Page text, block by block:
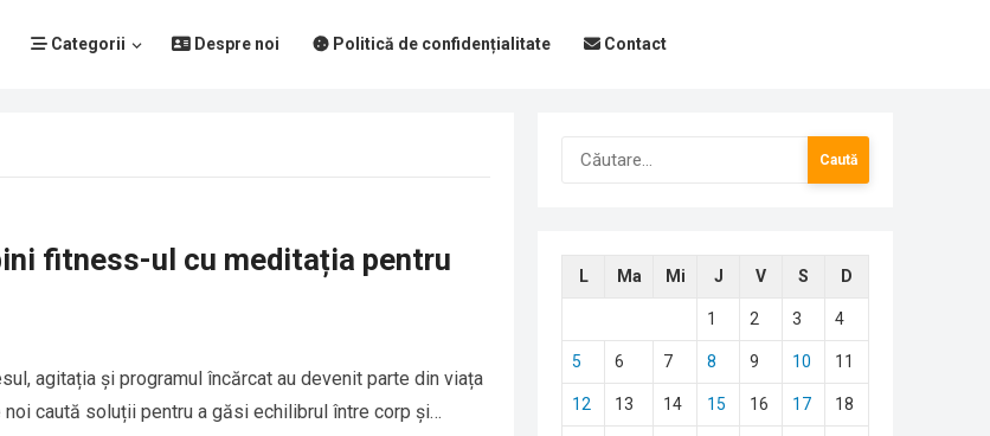
Categorii Despre noi Politică de confidențialitate Contact
fitness-ul cu meditația pentru
agitația și programul încărcat au devenit parte din viața
caută soluții pentru a găsi echilibrul între corp și…
Caută
după:
L Ma Mi J V S D
1 2 3 4
5 6 7 8 9 10 11
12 13 14 15 16 17 18